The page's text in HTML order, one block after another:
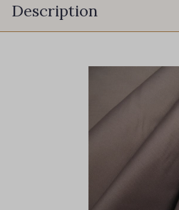
Description